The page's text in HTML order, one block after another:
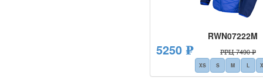
RWN07222M
5250 ₽ РРЦ 7490 ₽
XS S M L